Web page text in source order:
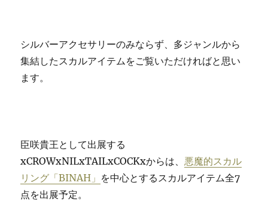
シルバーアクセサリーのみならず、多ジャンルから
集結したスカルアイテムをご覧いただければと思い
ます。
臣咲貴王として出展する
xCROWxNILxTAILxCOCKxからは、 悪魔的スカル
リング「BINAH」 を中心とするスカルアイテム全7
点を出展予定。